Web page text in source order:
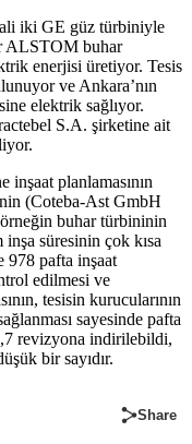
iki GE güz türbiniyle
ALSTOM buhar
enerjisi üretiyor. Tesis
ve Ankara’nın
elektrik sağlıyor.
S.A. şirketine ait
planlamasının
(Coteba-Ast GmbH
buhar türbininin
süresinin çok kısa
978 pafta inşaat
edilmesi ve
tesisin kurucularının
sayesinde pafta
revizyona indirilebildi,
bir sayıdır.
Share